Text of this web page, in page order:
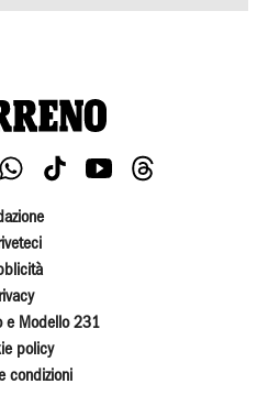
e Modello 231
policy
condizioni